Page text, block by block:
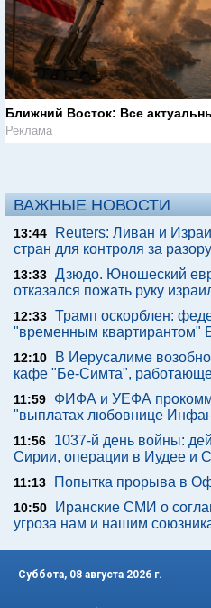
Ближний Восток: Все
Реклама
ВАЖНЫЕ НОВОСТИ
13:44
Reuters: Ливан и
стран для контроля за
13:33 Дзюдо. Юношеский
отказался пожать руку
12:33 Трамп оскорблен:
"временным квартирантом"
12:10
В Иерусалиме
кафе "Бе-Симта",
11:59
ФИФА и УЕФА
"выплатах любовнице
11:56
1037-й день войны:
Сирии, операции в Иудее и
11:13 Попытка прорыва в
10:50
Иранские СМИ о
угроза нам и нашим
Суббота, 08 августа 2026 г.